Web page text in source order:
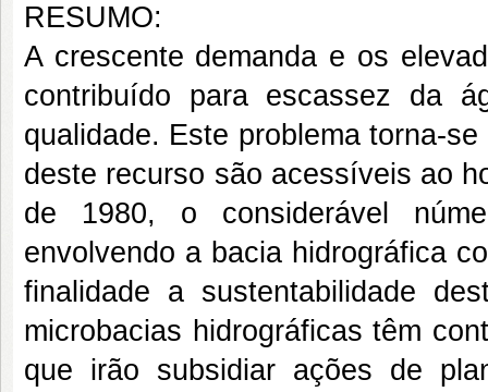
RESUMO:
A crescente demanda e os
contribuído para escassez da
qualidade. Este problema torna-
deste recurso são acessíveis ao
de 1980, o considerável
envolvendo a bacia hidrográfica
finalidade a sustentabilidade
microbacias hidrográficas têm
que irão subsidiar ações de